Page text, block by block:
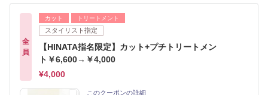
全
員
カット トリートメント
スタイリスト指定
【HINATA指名限定】カット+プチトリートメン
ト￥6,600→￥4,000
¥4,000
このクーポンの詳細